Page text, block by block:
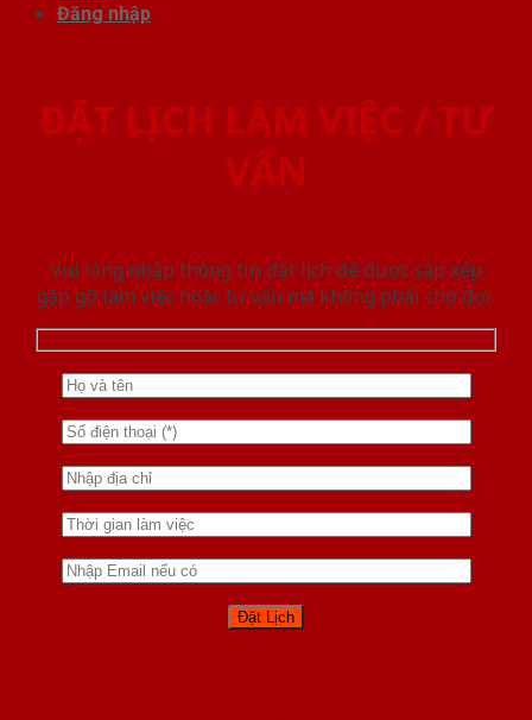
Đăng nhập
ĐẶT LỊCH LÀM VIỆC / TƯ
VẤN
Vui lòng nhập thông tin đặt lịch để được sắp xếp
gặp gỡ làm việc hoăc tư vấn mà không phải chờ đợi.